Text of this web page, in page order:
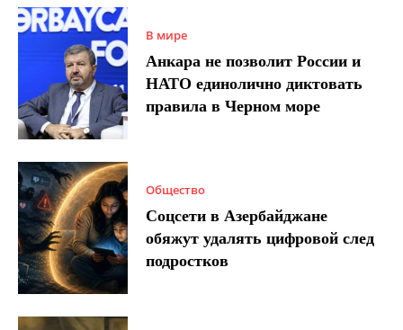
В мире
Анкара не позволит России и
НАТО единолично диктовать
правила в Черном море
Общество
Соцсети в Азербайджане
обяжут удалять цифровой след
подростков